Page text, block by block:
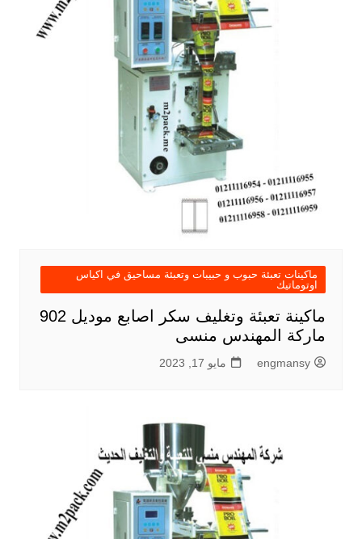
ماكينات تعبئة حبوب و حبيبات وتعبئة مساحيق في اكياس
اوتوماتيك
ماكينة تعبئة وتغليف سكر اصابع موديل 902
ماركة المهندس منسى
engmansy مايو 17, 2023